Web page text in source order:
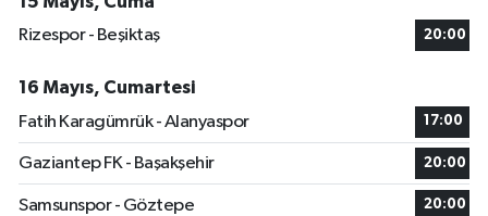
Rizespor - Beşiktaş
20:00
16 Mayıs, Cumartesi
Fatih Karagümrük - Alanyaspor
17:00
Gaziantep FK - Başakşehir 20:00
Samsunspor - Göztepe 20:00